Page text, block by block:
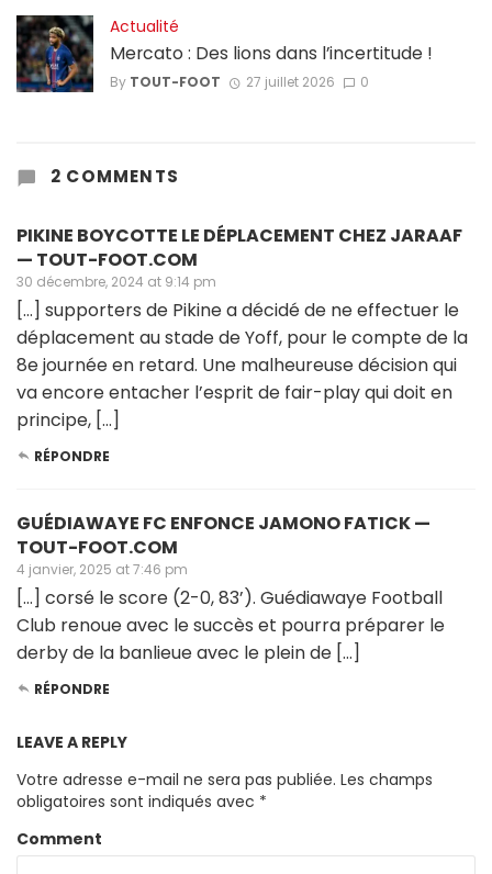
Actualité
Mercato : Des lions dans l’incertitude !
By TOUT-FOOT 27 juillet 2026 0
2 COMMENTS
PIKINE BOYCOTTE LE DÉPLACEMENT CHEZ JARAAF
— TOUT-FOOT.COM
30 décembre, 2024 at 9:14 pm
[…] supporters de Pikine a décidé de ne effectuer le
déplacement au stade de Yoff, pour le compte de la
8e journée en retard. Une malheureuse décision qui
va encore entacher l’esprit de fair-play qui doit en
principe, […]
RÉPONDRE
GUÉDIAWAYE FC ENFONCE JAMONO FATICK —
TOUT-FOOT.COM
4 janvier, 2025 at 7:46 pm
[…] corsé le score (2-0, 83’). Guédiawaye Football
Club renoue avec le succès et pourra préparer le
derby de la banlieue avec le plein de […]
RÉPONDRE
LEAVE A REPLY
Votre adresse e-mail ne sera pas publiée. Les champs
obligatoires sont indiqués avec *
Comment